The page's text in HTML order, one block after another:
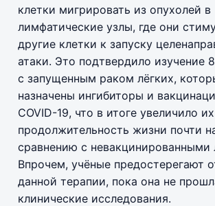
клетки мигрировать из опухолей в
лимфатические узлы, где они
другие клетки к запуску
атаки. Это подтвердило изучение
с запущенным раком лёгких,
назначены ингибиторы и
COVID-19, что в итоге увеличило их
продолжительность жизни почти
сравнению с
Впрочем, учёные предостерегают
данной терапии, пока она не
клинические исследования.